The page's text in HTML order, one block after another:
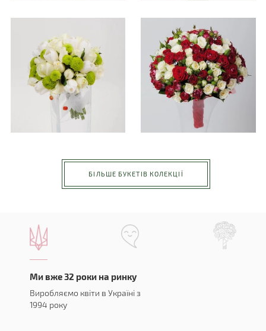
БІЛЬШЕ БУКЕТІВ КОЛЕКЦІЇ
Ми вже 32 роки на ринку
Виробляємо квіти в Україні з
1994 року